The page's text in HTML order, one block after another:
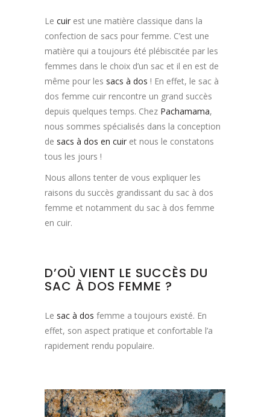
Le cuir est une matière classique dans la
confection de sacs pour femme. C’est une
matière qui a toujours été plébiscitée par les
femmes dans le choix d’un sac et il en est de
même pour les sacs à dos ! En effet, le sac à
dos femme cuir rencontre un grand succès
depuis quelques temps. Chez Pachamama,
nous sommes spécialisés dans la conception
de sacs à dos en cuir et nous le constatons
tous les jours !
Nous allons tenter de vous expliquer les
raisons du succès grandissant du sac à dos
femme et notamment du sac à dos femme
en cuir.
D’OÙ VIENT LE SUCCÈS DU
SAC À DOS FEMME ?
Le sac à dos femme a toujours existé. En
effet, son aspect pratique et confortable l’a
rapidement rendu populaire.